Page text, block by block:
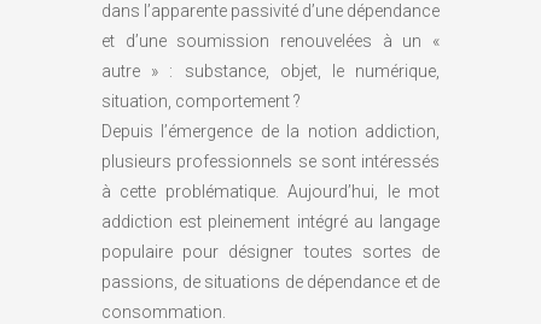
dans l’apparente passivité d’une dépendance
et d’une soumission renouvelées à un «
autre » : substance, objet, le numérique,
situation, comportement ?
Depuis l’émergence de la notion addiction,
plusieurs professionnels se sont intéressés
à cette problématique. Aujourd’hui, le mot
addiction est pleinement intégré au langage
populaire pour désigner toutes sortes de
passions, de situations de dépendance et de
consommation.